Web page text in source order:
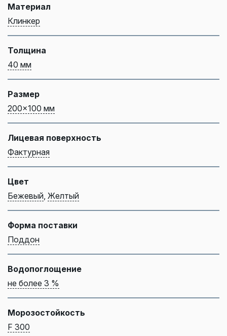
Материал
Клинкер
Толщина
40 мм
Размер
200x100 мм
Лицевая поверхность
Фактурная
Цвет
Бежевый Желтый
Форма поставки
Поддон
Водопоглощение
не более 3 %
Морозостойкость
F 300